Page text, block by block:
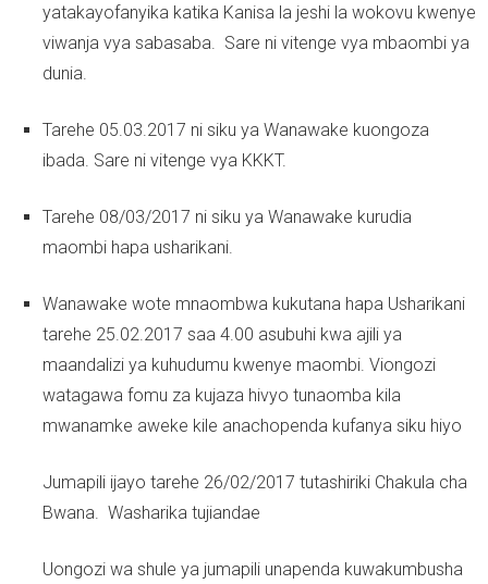
yatakayofanyika katika Kanisa la jeshi la wokovu kwenye
viwanja vya sabasaba. Sare ni vitenge vya mbaombi ya
dunia.
Tarehe 05.03.2017 ni siku ya Wanawake kuongoza
ibada. Sare ni vitenge vya KKKT.
Tarehe 08/03/2017 ni siku ya Wanawake kurudia
maombi hapa usharikani.
Wanawake wote mnaombwa kukutana hapa Usharikani
tarehe 25.02.2017 saa 4.00 asubuhi kwa ajili ya
maandalizi ya kuhudumu kwenye maombi. Viongozi
watagawa fomu za kujaza hivyo tunaomba kila
mwanamke aweke kile anachopenda kufanya siku hiyo
Jumapili ijayo tarehe 26/02/2017 tutashiriki Chakula cha
Bwana. Washarika tujiandae
Uongozi wa shule ya jumapili unapenda kuwakumbusha